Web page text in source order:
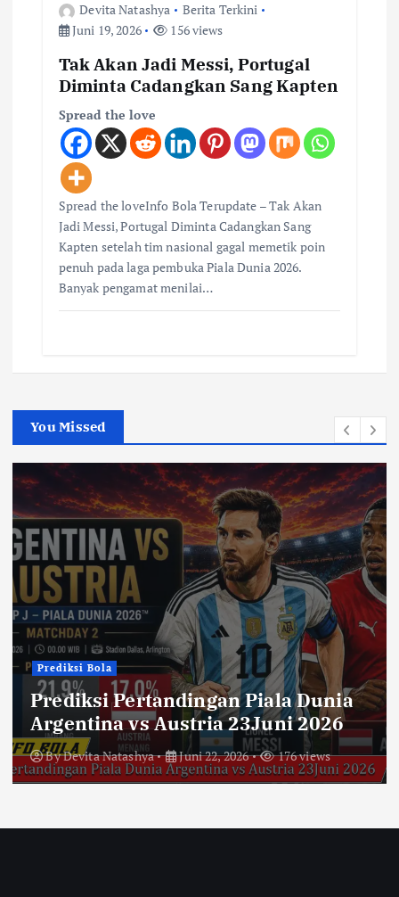
Devita Natashya
Berita Terkini
Juni 19, 2026
156 views
Tak Akan Jadi Messi, Portugal
Diminta Cadangkan Sang Kapten
Spread the love
Spread the loveInfo Bola Terupdate – Tak Akan
Jadi Messi, Portugal Diminta Cadangkan Sang
Kapten setelah tim nasional gagal memetik poin
penuh pada laga pembuka Piala Dunia 2026.
Banyak pengamat menilai…
You Missed
Prediksi Bola
Prediksi Pertandingan Piala Dunia
Argentina vs Austria 23Juni 2026
ByDevita Natashya Juni 22, 2026 176 views